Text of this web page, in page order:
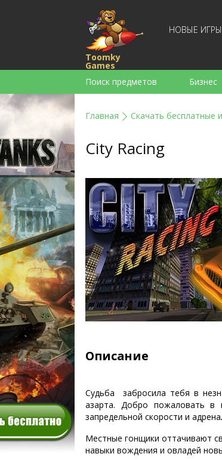
Toomky
Games
НОВЫЕ ИГРЫ
Поиск предметов Бизнес
Слова
Главная Скачать бесплатные
City Racing
Описание
Судьба забросила тебя в
азарта. Добро пожаловать в
запредельной скорости и
Местные гонщики оттачивают
навыки вождения и овладей